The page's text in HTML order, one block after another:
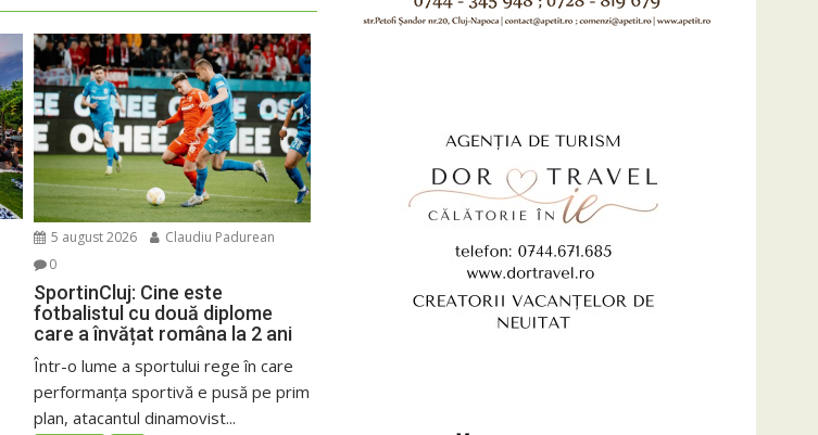
5 august 2026
Claudiu Padurean
0
SportinCluj: Cine este
fotbalistul cu două diplome
care a învățat româna la 2 ani
Într-o lume a sportului rege în care
performanța sportivă e pusă pe prim
plan, atacantul dinamovist...